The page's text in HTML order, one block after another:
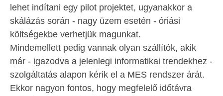
lehet indítani egy pilot projektet, ugyanakkor a
skálázás során - nagy üzem esetén - óriási
költségekbe verhetjük magunkat.
Mindemellett pedig vannak olyan szállítók, akik
már - igazodva a jelenlegi informatikai trendekhez -
szolgáltatás alapon kérik el a MES rendszer árát.
Ekkor nagyon fontos, hogy megfelelő időtávra